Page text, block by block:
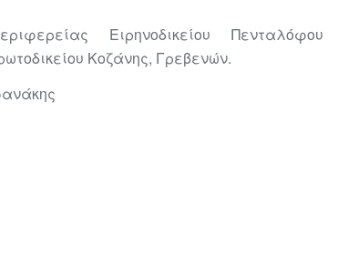
Ειρηνοδικείου Πενταλόφου
Κοζάνης, Γρεβενών.